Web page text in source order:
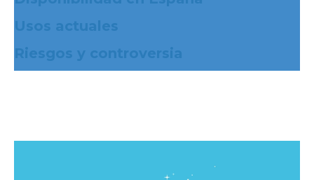
Usos actuales
Riesgos y controversia